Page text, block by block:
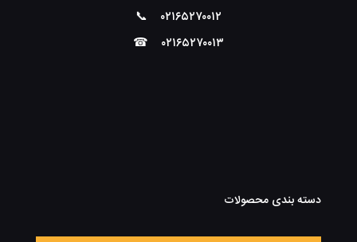
۰۲۱۶۵۲۷۰۰۱۲ 📞
۰۲۱۶۵۲۷۰۰۱۳ ☎
دسته بندی محصولات